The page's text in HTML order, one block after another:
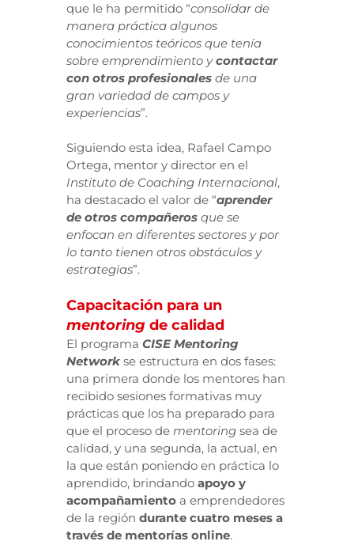
que le ha permitido “consolidar de
manera práctica algunos
conocimientos teóricos que tenía
sobre emprendimiento ycontactar
con otros profesionales de una
gran variedad de campos y
experiencias”.
Siguiendo esta idea, Rafael Campo
Ortega, mentor y director en el
Instituto de Coaching Internacional,
ha destacado el valor de “aprender
de otros compañeros que se
enfocan en diferentes sectores y por
lo tanto tienen otros obstáculos y
estrategias”.
Capacitación para un
mentoring de calidad
El programa CISE Mentoring
Network se estructura en dos fases:
una primera donde los mentores han
recibido sesiones formativas muy
prácticas que los ha preparado para
que el proceso de mentoring sea de
calidad, y una segunda, la actual, en
la que están poniendo en práctica lo
aprendido, brindando apoyo y
acompañamiento a emprendedores
de la región durante cuatro meses a
través de mentorías online.